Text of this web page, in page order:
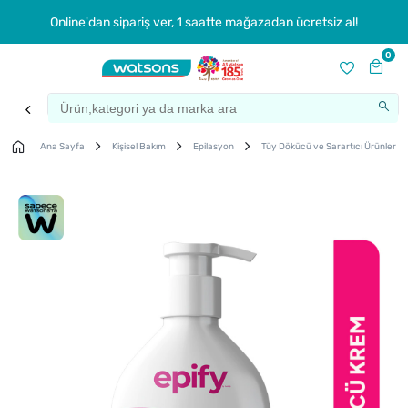
Online'dan sipariş ver, 1 saatte mağazadan ücretsiz al!
0
Ana Sayfa Kişisel Bakım Epilasyon Tüy Dökücü ve Sarartıcı Ürünler